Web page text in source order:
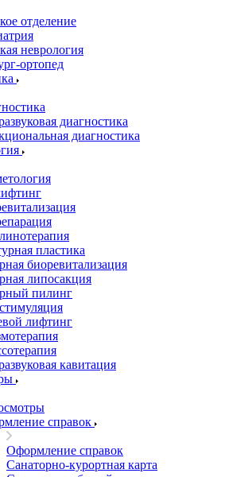
отделение
неврология
ортопед
диагностика
диагностика
пластика
биоревитализация
липосакция
пилинг
лифтинг
кавитация
справок
Оформление справок
Санаторно-курортная карта